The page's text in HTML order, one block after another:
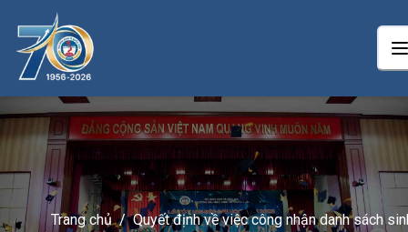
Trang chủ / Quyết định về việc công nhận danh sách